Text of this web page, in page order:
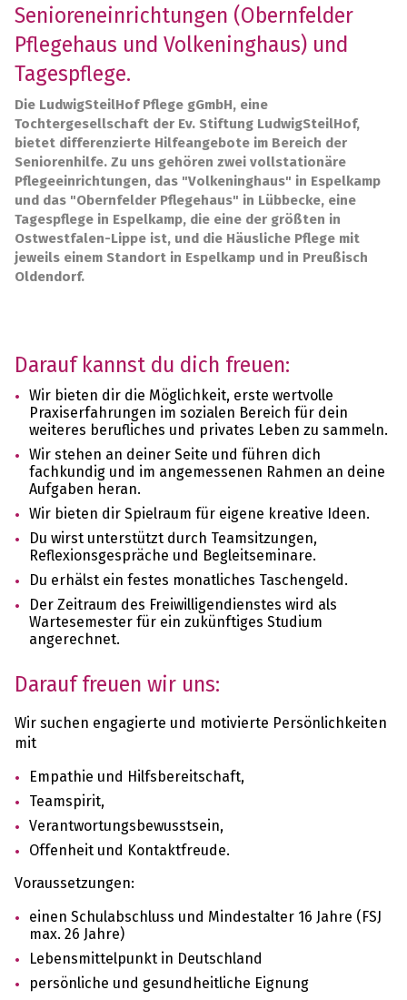
Senioreneinrichtungen (Obernfelder
Pflegehaus und Volkeninghaus) und
Tagespflege.
Die LudwigSteilHof Pflege gGmbH, eine
Tochtergesellschaft der Ev. Stiftung LudwigSteilHof,
bietet differenzierte Hilfeangebote im Bereich der
Seniorenhilfe. Zu uns gehören zwei vollstationäre
Pflegeeinrichtungen, das "Volkeninghaus" in Espelkamp
und das "Obernfelder Pflegehaus" in Lübbecke, eine
Tagespflege in Espelkamp, die eine der größten in
Ostwestfalen-Lippe ist, und die Häusliche Pflege mit
jeweils einem Standort in Espelkamp und in Preußisch
Oldendorf.
Darauf kannst du dich freuen:
Wir bieten dir die Möglichkeit, erste wertvolle
Praxiserfahrungen im sozialen Bereich für dein
weiteres berufliches und privates Leben zu sammeln.
Wir stehen an deiner Seite und führen dich
fachkundig und im angemessenen Rahmen an deine
Aufgaben heran.
Wir bieten dir Spielraum für eigene kreative Ideen.
Du wirst unterstützt durch Teamsitzungen,
Reflexionsgespräche und Begleitseminare.
Du erhälst ein festes monatliches Taschengeld.
Der Zeitraum des Freiwilligendienstes wird als
Wartesemester für ein zukünftiges Studium
angerechnet.
Darauf freuen wir uns:
Wir suchen engagierte und motivierte Persönlichkeiten
mit
Empathie und Hilfsbereitschaft,
Teamspirit,
Verantwortungsbewusstsein,
Offenheit und Kontaktfreude.
Voraussetzungen:
einen Schulabschluss und Mindestalter 16 Jahre (FSJ
max. 26 Jahre)
Lebensmittelpunkt in Deutschland
persönliche und gesundheitliche Eignung